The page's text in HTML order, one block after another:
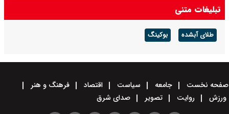
تبلیغات متنی
طلای آبشده بوکینگ
صفحه نخست جامعه سیاست اقتصاد
فرهنگ و هنر
ورزش
روایت تصویر صدای شرق